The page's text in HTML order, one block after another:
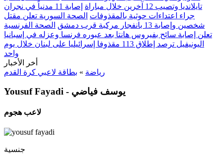
تايلانديا وتصيب 12 آخرين خلال مباراة
إصابة 11 مدنياً في نجران
جراء اعتداءات حوثية بالمقذوفات الصحة السورية تعلن مقتل
شخصين وإصابة 13 بانفجار مركبة قرب دمشق
الصحة الفرنسية
تعلن إصابة سائح بفيروس هانتا بعد عبوره فرنسا وعزله في إسبانيا
اليونيفيل ترصد إطلاق 113 مقذوفا إسرائيليا على لبنان خلال يوم
واحد
أخر الأخبار
رياضة » بطاقة لاعبي كرة القدم
Yousuf Fayadi - يوسف فياضي
لاعب هجوم
جنسية